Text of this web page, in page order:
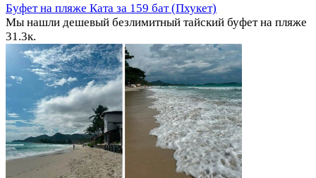
Буфет на пляже Ката за 159 бат (Пхукет)
Мы нашли дешевый безлимитный тайский буфет на пляже
31.3к.